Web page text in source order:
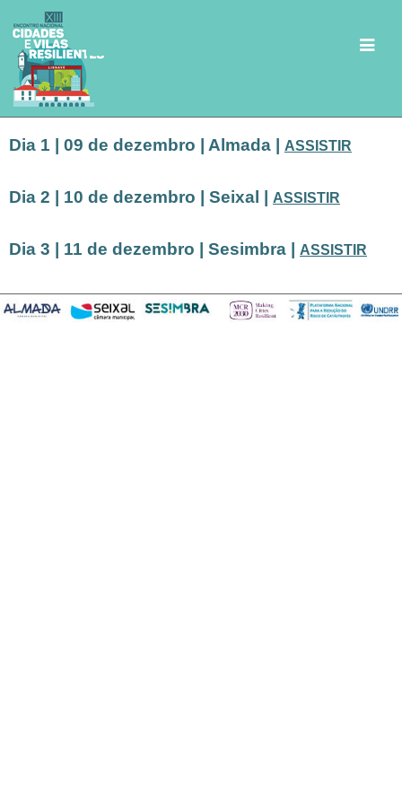
Dia 1 | 09 de dezembro | Almada | ASSISTIR
Dia 2 | 10 de dezembro | Seixal | ASSISTIR
Dia 3 | 11 de dezembro | Sesimbra | ASSISTIR